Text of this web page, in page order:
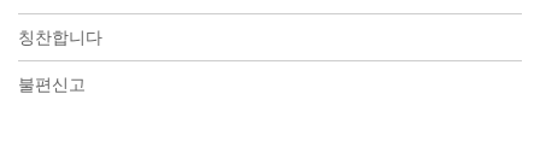
칭찬합니다
불편신고